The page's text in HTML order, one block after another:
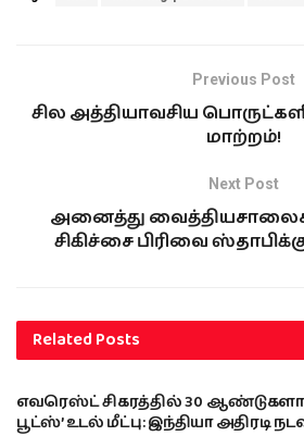
Previous Post
சில அத்தியாவசிய
மாற்றம்!
Next Post
அனைத்து
சிகிச்சை பிரிவை
RelatedPosts
இந்தியா
எவரெஸ்ட் சிகரத்தில் 30
பூட்ஸ்’ உடல் மீட்பு: இந்தியா அதிரடி